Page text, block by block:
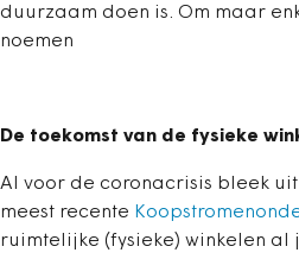
duurzaam doen is. Om maar
noemen
De toekomst van de fysieke
Al voor de coronacrisis bleek uit
meest recente
ruimtelijke (fysieke) winkelen